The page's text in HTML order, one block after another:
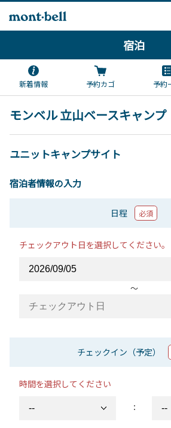
宿泊
新着情報 予約カゴ 予約
モンベル 立山ベースキャンプ
ユニットキャンプサイト
宿泊者情報の入力
日程 必須
チェックアウト日を選択してください。
〜
チェックイン（予定）
時間を選択してください
：